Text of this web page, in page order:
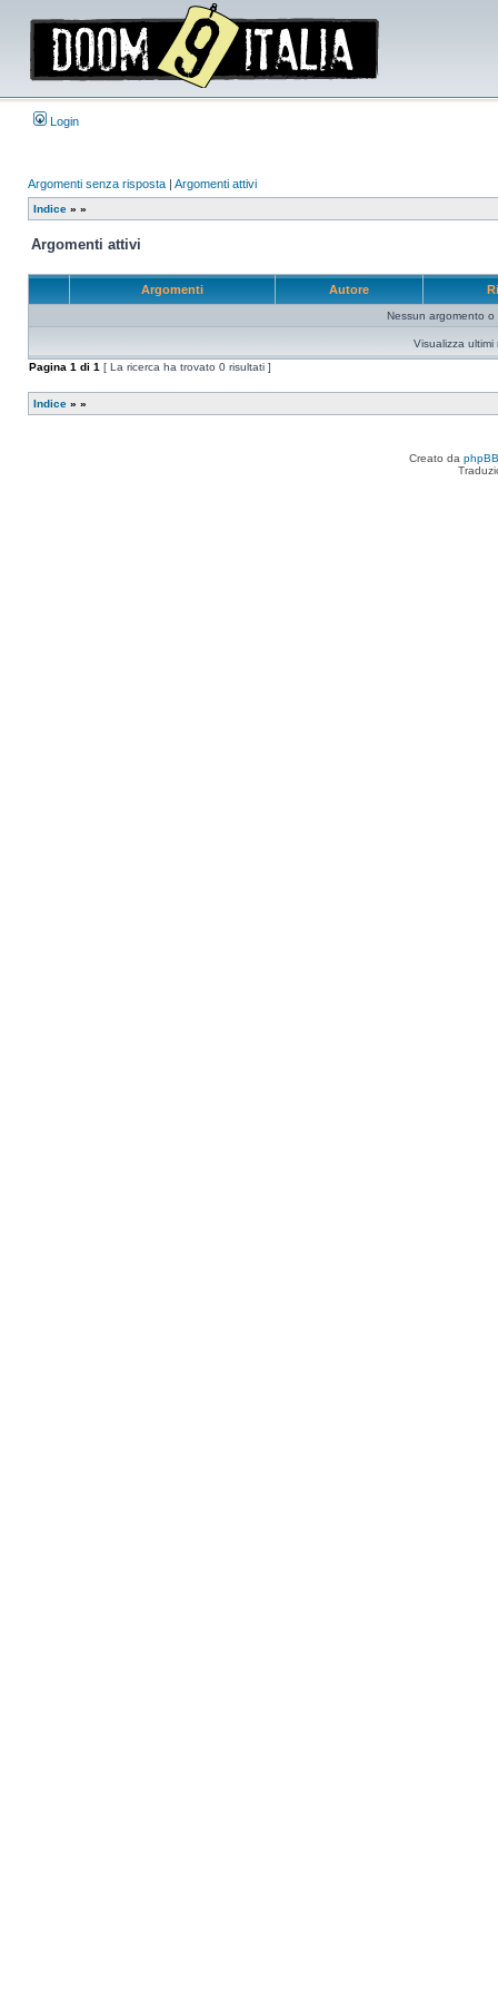
Login
Argomenti senza risposta | Argomenti attivi
Indice » »
Argomenti attivi
Argomenti Autore
Nessun argomento o
Visualizza ultimi
Pagina 1 di 1 [ La ricerca ha trovato 0 risultati ]
Indice » »
Creato da phpBB